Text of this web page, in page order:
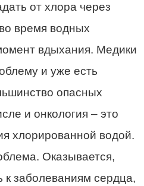
от хлора через
время водных
вдыхания. Медики
и уже есть
опасных
и онкология – это
хлорированной водой.
Оказывается,
к заболеваниям сердца,